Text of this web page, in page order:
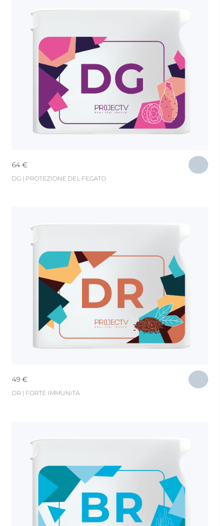
64 €
DG | PROTEZIONE DEL FEGATO
49 €
DR | FORTE IMMUNITÀ